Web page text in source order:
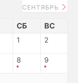
СЕНТЯБРЬ
СБ ВС
1 2
8 9